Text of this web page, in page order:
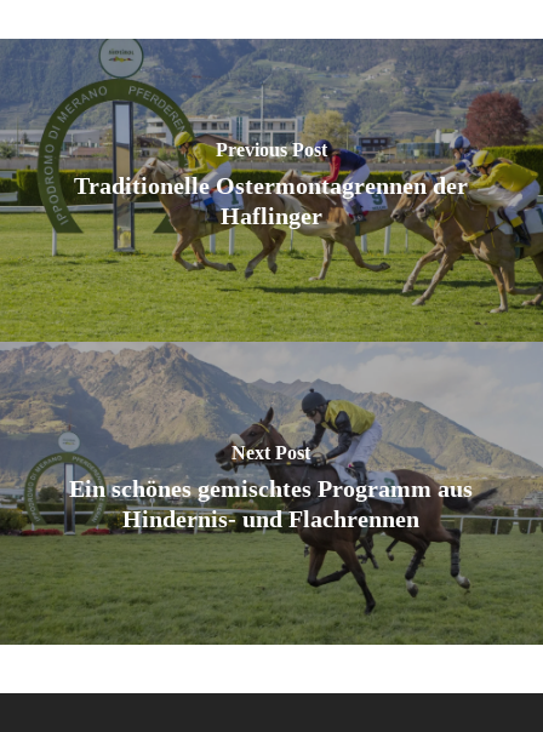
Previous Post
Traditionelle Ostermontagrennen der
Haflinger
Next Post
Ein schönes gemischtes Programm aus
Hindernis- und Flachrennen